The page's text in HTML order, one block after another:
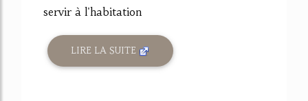
servir à l'habitation
LIRE LA SUITE